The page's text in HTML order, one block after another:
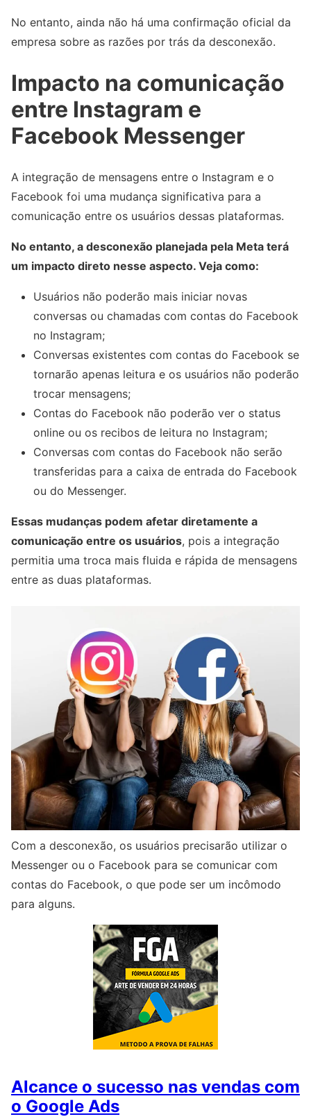
No entanto, ainda não há uma confirmação oficial da
empresa sobre as razões por trás da desconexão.
Impacto na comunicação
entre Instagram e
Facebook Messenger
A integração de mensagens entre o Instagram e o
Facebook foi uma mudança significativa para a
comunicação entre os usuários dessas plataformas.
No entanto, a desconexão planejada pela Meta terá
um impacto direto nesse aspecto. Veja como:
Usuários não poderão mais iniciar novas
conversas ou chamadas com contas do Facebook
no Instagram;
Conversas existentes com contas do Facebook se
tornarão apenas leitura e os usuários não poderão
trocar mensagens;
Contas do Facebook não poderão ver o status
online ou os recibos de leitura no Instagram;
Conversas com contas do Facebook não serão
transferidas para a caixa de entrada do Facebook
ou do Messenger.
Essas mudanças podem afetar diretamente a
comunicação entre os usuários, pois a integração
permitia uma troca mais fluida e rápida de mensagens
entre as duas plataformas.
Com a desconexão, os usuários precisarão utilizar o
Messenger ou o Facebook para se comunicar com
contas do Facebook, o que pode ser um incômodo
para alguns.
Alcance o sucesso nas vendas com
o Google Ads